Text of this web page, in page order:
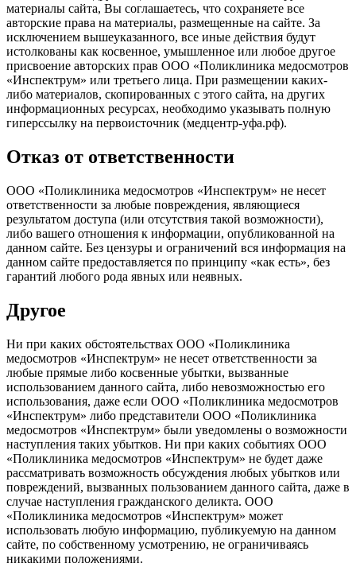
материалы сайта, Вы соглашаетесь, что сохраняете все
авторские права на материалы, размещенные на сайте. За
исключением вышеуказанного, все иные действия будут
истолкованы как косвенное, умышленное или любое другое
присвоение авторских прав ООО «Поликлиника медосмотров
«Инспектрум» или третьего лица. При размещении каких-
либо материалов, скопированных с этого сайта, на других
информационных ресурсах, необходимо указывать полную
гиперссылку на первоисточник (медцентр-уфа.рф).
Отказ от ответственности
ООО «Поликлиника медосмотров «Инспектрум» не несет
ответственности за любые повреждения, являющиеся
результатом доступа (или отсутствия такой возможности),
либо вашего отношения к информации, опубликованной на
данном сайте. Без цензуры и ограничений вся информация на
данном сайте предоставляется по принципу «как есть», без
гарантий любого рода явных или неявных.
Другое
Ни при каких обстоятельствах ООО «Поликлиника
медосмотров «Инспектрум» не несет ответственности за
любые прямые либо косвенные убытки, вызванные
использованием данного сайта, либо невозможностью его
использования, даже если ООО «Поликлиника медосмотров
«Инспектрум» либо представители ООО «Поликлиника
медосмотров «Инспектрум» были уведомлены о возможности
наступления таких убытков. Ни при каких событиях ООО
«Поликлиника медосмотров «Инспектрум» не будет даже
рассматривать возможность обсуждения любых убытков или
повреждений, вызванных пользованием данного сайта, даже в
случае наступления гражданского деликта. ООО
«Поликлиника медосмотров «Инспектрум» может
использовать любую информацию, публикуемую на данном
сайте, по собственному усмотрению, не ограничиваясь
никакими положениями.